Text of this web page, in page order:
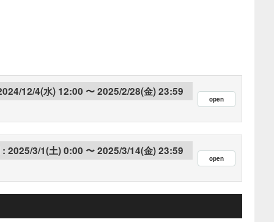
12/4(水) 12:00 2025/2/28(金) 23:59
2025/3/1(土) 0:00 2025/3/14(金) 23:59